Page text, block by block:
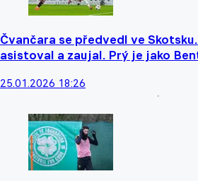
Čvančara se předvedl ve
asistoval a zaujal. Prý je jako
25.01.2026 18:26